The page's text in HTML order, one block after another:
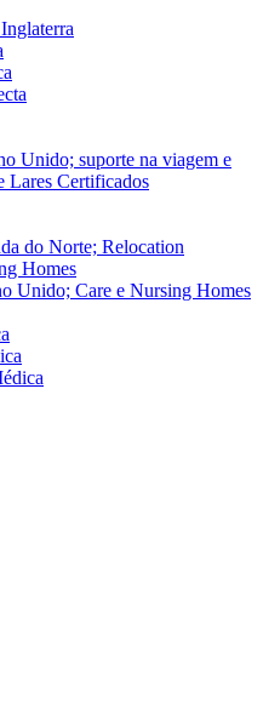
Unido; suporte na viagem e
Lares Certificados
do Norte; Relocation
Homes
Unido; Care e Nursing Homes